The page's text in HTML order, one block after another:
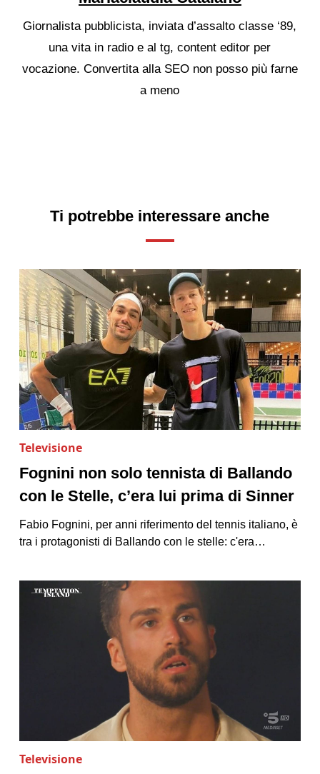
Giornalista pubblicista, inviata d’assalto classe ‘89,
una vita in radio e al tg, content editor per
vocazione. Convertita alla SEO non posso più farne
a meno
Ti potrebbe interessare anche
Televisione
Fognini non solo tennista di Ballando
con le Stelle, c’era lui prima di Sinner
Fabio Fognini, per anni riferimento del tennis italiano, è
tra i protagonisti di Ballando con le stelle: c'era…
Televisione